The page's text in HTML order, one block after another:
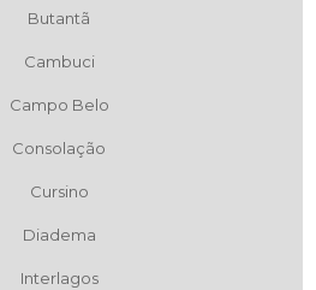
Butantã
Cambuci
Campo Belo
Consolação
Cursino
Diadema
Interlagos